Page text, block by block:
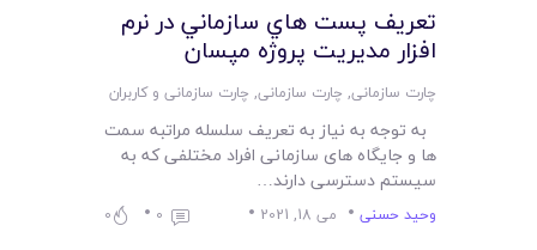
تعريف پست هاي سازماني در نرم
افزار مدیریت پروژه مپسان
چارت سازمانی, چارت سازمانی, چارت سازمانی و کاربران
به توجه به نیاز به تعریف سلسله مراتبه سمت
ها و جایگاه های سازمانی افراد مختلفی که به
سیستم دسترسی دارند…
وحید حسنی می 18, 2021 0
0